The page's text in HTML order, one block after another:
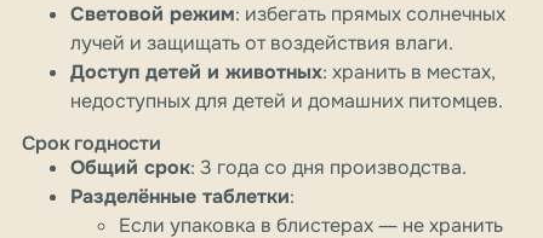
Световой режим: избегать прямых солнечных
лучей и защищать от воздействия влаги.
Доступ детей и животных: хранить в местах,
недоступных для детей и домашних питомцев.
Срок годности
Общий срок: 3 года со дня производства.
Разделённые таблетки:
Если упаковка в блистерах ― не хранить